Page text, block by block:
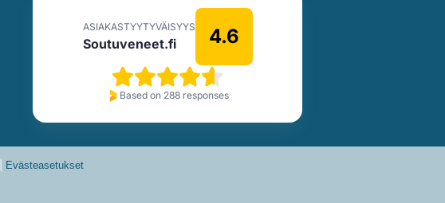
ASIAKASTYYTYVÄISYYS
Soutuveneet.fi 4.6
Based on 288 responses
Evästeasetukset